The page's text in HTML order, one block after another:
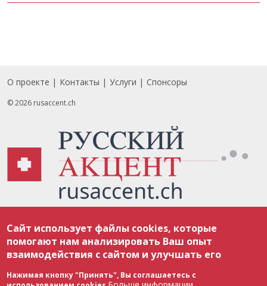
Footer
О проекте Контакты Услуги Спонсоры
© 2026 rusaccent.ch
соответствии с законодательством Швейцарии об авторском праве и
международными соглашениями. Полное или частичное использование
материалов возможно только с разрешения редакции. В случае полного
или частичного воспроизведения материалов сайта rusaccent.ch,
ОБЯЗАТЕЛЬНА АКТИВНАЯ ГИПЕРССЫЛКА на конкретный заимствованный
текст. Фотоизображения, размещенные редакцией rusaccent.ch, являются
ее исключительной собственностью. Полное или частичное
Сайт использует файлы cookies, которые
помогают нам анализировать Ваш опыт
взаимодействия с сайтом и улучшать его
Нажимая кнопку "Принять", Вы соглашаетесь с